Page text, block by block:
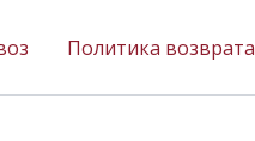
Политика возврата